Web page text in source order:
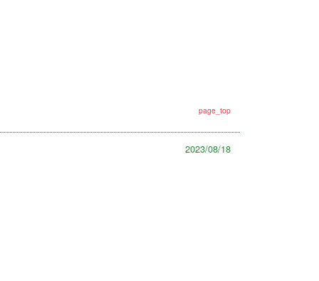
page_top
2023/08/18